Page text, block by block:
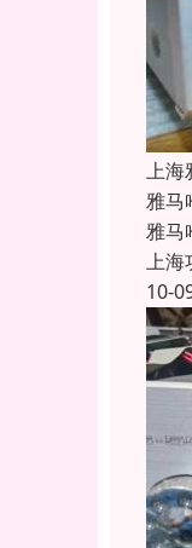
上海
雅马
雅马
上海
10-